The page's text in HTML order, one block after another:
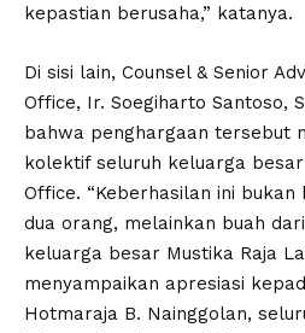
kepastian berusaha,” katanya.
Di sisi lain, Counsel & Senior
Office, Ir. Soegiharto Santoso,
bahwa penghargaan tersebut
kolektif seluruh keluarga
Office. “Keberhasilan ini
dua orang, melainkan buah
keluarga besar Mustika Raja
menyampaikan apresiasi
Hotmaraja B. Nainggolan,